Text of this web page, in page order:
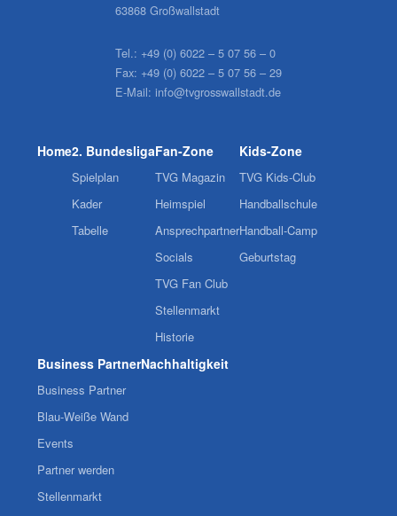
63868 Großwallstadt
Tel.: +49 (0) 6022 – 5 07 56 – 0
Fax: +49 (0) 6022 – 5 07 56 – 29
E-Mail: info@tvgrosswallstadt.de
Home2. Bundesliga
Spielplan
Kader
Tabelle
Fan-Zone
TVG Magazin
Heimspiel
Ansprechpartner
Socials
TVG Fan Club
Stellenmarkt
Historie
Kids-Zone
TVG Kids-Club
Handballschule
Handball-Camp
Geburtstag
Business Partner
Business Partner
Blau-Weiße Wand
Events
Partner werden
Stellenmarkt
Nachhaltigkeit